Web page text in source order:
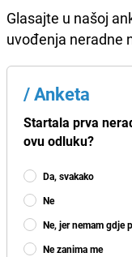
Glasajte u našoj
uvođenja neradne
/Anketa
Startala prva
ovu odluku?
Da, svakako
Ne
Ne, jer nemam gdje
Ne zanima me